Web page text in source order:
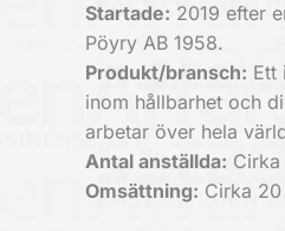
Startade: 2019 efter
Pöyry AB 1958.
Produkt/bransch: Ett
inom hållbarhet och
arbetar över hela
Antal anställda:
Omsättning: Cirka